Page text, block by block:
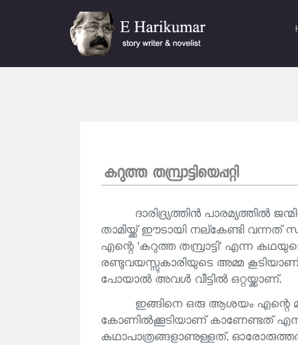
കറുത്ത തമ്പ്രാട്ടിയെപ്പറ്റി
ദാരിദ്ര്യത്തിൻ പാരമ്യത്തിൽ
താമിയ്ക്ക് ഈടായി നല്‌കേണ്ടി വന്നത്
എന്റെ 'കറുത്ത തമ്പ്രാട്ടി' എന്ന
രണ്ടുവയസ്സുകാരിയുടെ അമ്മ കൂടിയാണ്.
പോയാൽ അവൾ വീട്ടിൽ ഒറ്റയ്ക്കാണ്.
ഇങ്ങിനെ ഒരു ആശയം
കോണിൽക്കൂടിയാണ് കാണേണ്ടത്
കഥാപാത്രങ്ങളാണുള്ളത്.